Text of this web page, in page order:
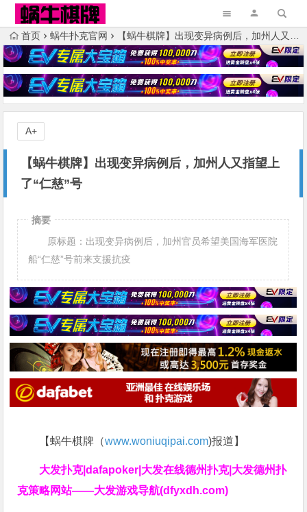
首页 蜗牛扑克官网 【蜗牛棋牌】出现变异病例后，加州人又指望上了“仁慈”号
【蜗牛棋牌】出现变异病例后，加州人又指望上
了“仁慈”号
A+
摘要
原标题：出现变异病例后，加州官员希望美国海军医院
船“仁慈”号前来支援抗疫
【蜗牛棋牌（www.woniuqipai.com)报道】
大发扑克|dafapoker|大发在线德州扑克|大发德州扑
克策略网站——大发游戏导航(dfyxdh.com)